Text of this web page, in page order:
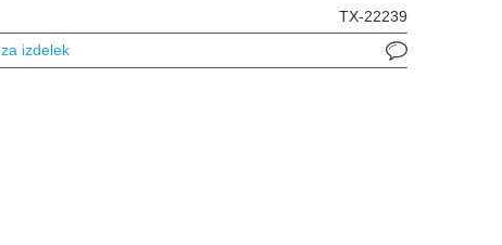
TX-22239
izdelek